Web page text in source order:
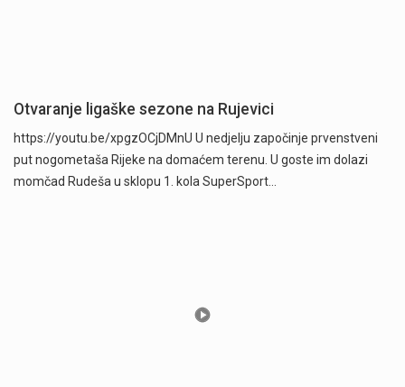
Otvaranje ligaške sezone na Rujevici
https://youtu.be/xpgzOCjDMnU U nedjelju započinje prvenstveni
put nogometaša Rijeke na domaćem terenu. U goste im dolazi
momčad Rudeša u sklopu 1. kola SuperSport…